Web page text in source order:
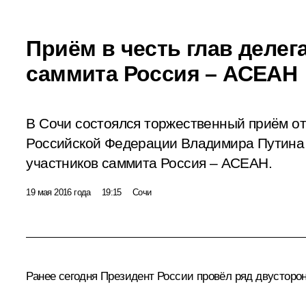
Приём в честь глав
саммита Россия – АСЕАН
В Сочи состоялся торжественный приём
Российской Федерации Владимира Путина
участников саммита Россия – АСЕАН.
19 мая 2016 года 19:15 Сочи
Ранее сегодня Президент России провёл ряд